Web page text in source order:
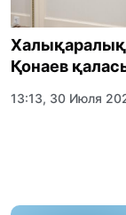
Қонаев
13:13, 30 Июля